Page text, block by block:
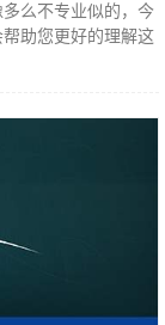
么不专业似的，今
助您更好的理解这